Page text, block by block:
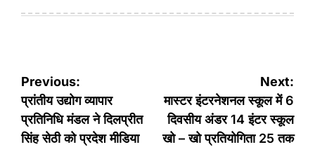
Post
navigation
Previous:
प्रांतीय उद्योग व्यापार
प्रतिनिधि मंडल ने दिलप्रीत
सिंह सेठी को प्रदेश मीडिया
Next:
मास्टर इंटरनेशनल स्कूल में 6
दिवसीय अंडर 14 इंटर स्कूल
खो – खो प्रतियोगिता 25 तक